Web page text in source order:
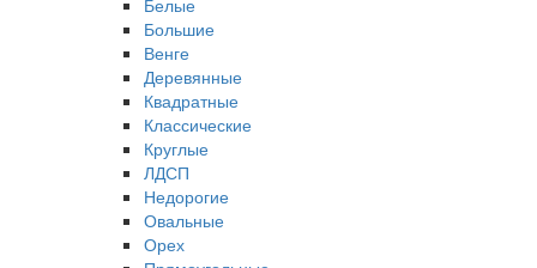
Белые
Большие
Венге
Деревянные
Квадратные
Классические
Круглые
ЛДСП
Недорогие
Овальные
Орех